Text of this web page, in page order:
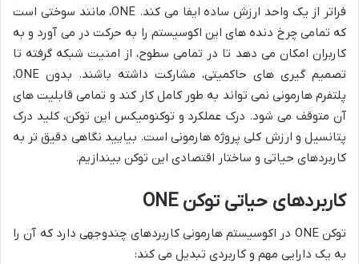
فراتر از یک واحد ارزش ساده ایفا می کند. ONE، مانند سوختی است
که تمامی چرخ دنده های این اکوسیستم را به حرکت در می آورد و به
کاربران امکان می دهد تا در تمامی سطوح، از امنیت شبکه گرفته تا
تصمیم گیری های حاکمیتی، مشارکت داشته باشند. بدون ONE،
پلتفرم هارمونی نمی تواند به طور کامل کار کند و تمامی قابلیت های
آن متوقف می شود. درک عملکرد و توکنومیکس این توکن، کلید درک
پتانسیل و ارزش کلی پروژه هارمونی است. بیایید نگاهی دقیق تر به
کاربردهای حیاتی و ساختار اقتصادی این توکن بیندازیم.
کاربردهای حیاتی توکن ONE
توکن ONE در اکوسیستم هارمونی کاربردهای چندوجهی دارد که آن را
به یک دارایی مهم و کاربردی تبدیل می کند: